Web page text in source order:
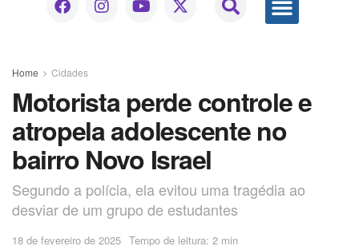
Home Cidades
Motorista perde controle e
atropela adolescente no
bairro Novo Israel
Segundo a polícia, ela evitou uma tragédia ao
desviar de um grupo de estudantes
18 de fevereiro de 2025 Tempo de leitura: 2 min